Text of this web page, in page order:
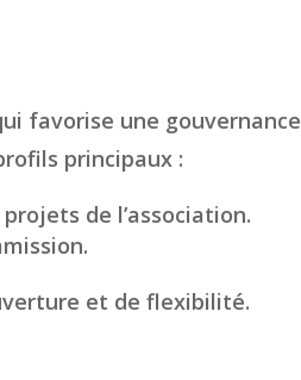
favorise une gouvernance
principaux :
de l’association.
et de flexibilité.